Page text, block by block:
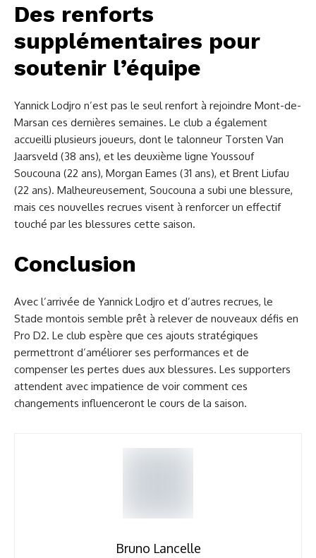
Des renforts
supplémentaires pour
soutenir l’équipe
Yannick Lodjro n’est pas le seul renfort à rejoindre Mont-de-
Marsan ces dernières semaines. Le club a également
accueilli plusieurs joueurs, dont le talonneur Torsten Van
Jaarsveld (38 ans), et les deuxième ligne Youssouf
Soucouna (22 ans), Morgan Eames (31 ans), et Brent Liufau
(22 ans). Malheureusement, Soucouna a subi une blessure,
mais ces nouvelles recrues visent à renforcer un effectif
touché par les blessures cette saison.
Conclusion
Avec l’arrivée de Yannick Lodjro et d’autres recrues, le
Stade montois semble prêt à relever de nouveaux défis en
Pro D2. Le club espère que ces ajouts stratégiques
permettront d’améliorer ses performances et de
compenser les pertes dues aux blessures. Les supporters
attendent avec impatience de voir comment ces
changements influenceront le cours de la saison.
Bruno Lancelle